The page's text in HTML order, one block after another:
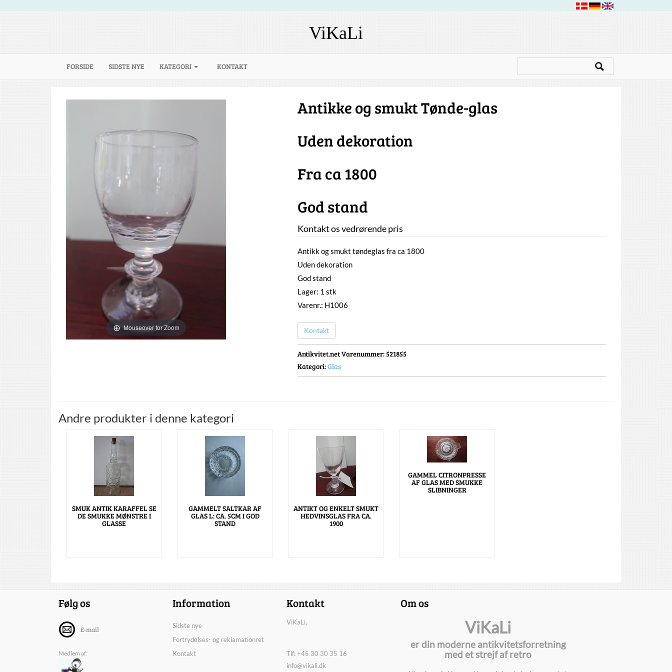
ViKaLi
FORSIDE (CURRENT)
SIDSTE NYE KATEGORI KONTAKT
Mouseover for Zoom
Antikke og smukt Tønde-glas
Uden dekoration
Fra ca 1800
God stand
Kontakt os vedrørende pris
Antikk og smukt tøndeglas fra ca 1800
Uden dekoration
God stand
Lager: 1 stk
Varenr.: H1006
Kontakt
Antikvitet.net Varenummer: 521855
Kategori:Glas
Andre produkter i denne kategori
SMUK ANTIK KARAFFEL SE
DE SMUKKE MØNSTRE I
GLASSE
GAMMELT SALTKAR AF
GLAS L: CA. 5CM I GOD
STAND
ANTIKT OG ENKELT SMUKT
HEDVINSGLAS FRA CA.
1900
GAMMEL CITRONPRESSE
AF GLAS MED SMUKKE
SLIBNINGER
Følg os
E-mail
Medlem af:
Information
Sidste nye
Fortrydelses- og reklamationret
Kontakt
Kontakt
ViKaLi,
Tlf: +45 30 30 35 16
info@vikali.dk
Om os
ViKaLi
er din moderne antikvitetsforretning
med et strejf af retro